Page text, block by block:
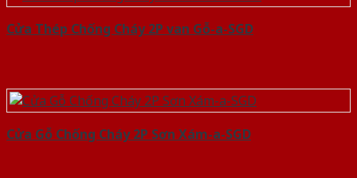
Cửa Thép Chống Cháy 2P van Gỗ-a-SGD
Cửa Gỗ Chống Cháy 2P Sơn Xám-a-SGD